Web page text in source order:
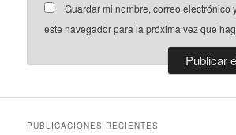
Guardar mi nombre, correo electrónico
este navegador para la próxima vez que
PUBLICACIONES RECIENTES